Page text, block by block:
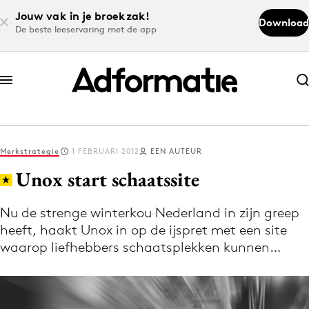
Jouw vak in je broekzak!
De beste leeservaring met de app
Download
Abonneer nu
Abonneer nu
Log in
Download de app
Volg het laatste nieuws via de Adformatie
Nieuws app
Merkstrategie 1 FEBRUARI 2012 EEN AUTEUR
Unox start schaatssite
Nu de strenge winterkou Nederland in zijn greep
heeft, haakt Unox in op de ijspret met een site
waarop liefhebbers schaatsplekken kunnen…